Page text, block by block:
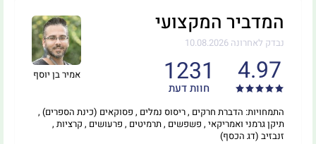
אמיר בן יוסף
המדביר המקצועי
נבדק לאחרונה 10.08.2026
4.97
1231
חוות דעת
התמחויות: הדברת חרקים , ריסוס נמלים , פסוקאים (כינת הספרים) ,
תיקן גרמני ואמריקאי , פשפשים , תרמיטים , פרעושים , קרציות ,
זנבזיב (דג הכסף)